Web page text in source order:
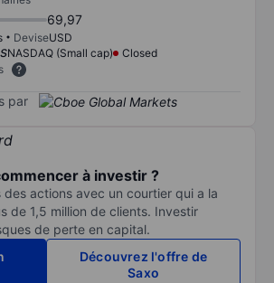
69,97
DeviseUSD
NASDAQ (Small cap)
Closed
par
à investir ?
des actions avec un courtier qui a la
de 1,5 million de clients. Investir
de perte en capital.
Découvrez l'offre de
Saxo